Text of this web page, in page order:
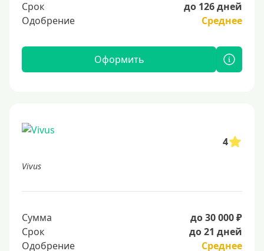
Срок
до 126 дней
Одобрение
Среднее
Оформить
4
Vivus
Сумма
до 30 000 ₽
Срок
до 21 дней
Одобрение
Среднее